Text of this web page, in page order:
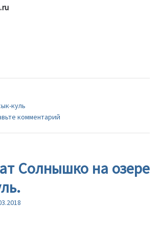
куль
комментарий
Солнышко на озере